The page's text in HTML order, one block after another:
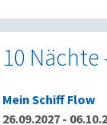
10
Mein Schiff Flow
26.09.2027 -